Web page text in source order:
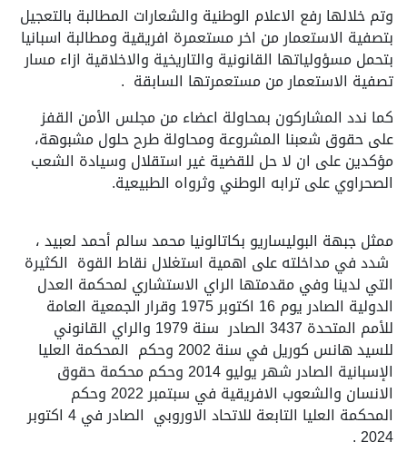
وتم خلالها رفع الاعلام الوطنية والشعارات المطالبة بالتعجيل
بتصفية الاستعمار من اخر مستعمرة افريقية ومطالبة اسبانيا
بتحمل مسؤولياتها القانونية والتاريخية والاخلاقية ازاء مسار
تصفية الاستعمار من مستعمرتها السابقة .
كما ندد المشاركون بمحاولة اعضاء من مجلس الأمن القفز
على حقوق شعبنا المشروعة ومحاولة طرح حلول مشبوهة،
مؤكدين على ان لا حل للقضية غير استقلال وسيادة الشعب
الصحراوي على ترابه الوطني وثرواه الطبيعية.
ممثل جبهة البوليساريو بكاتالونيا محمد سالم أحمد لعبيد ،
شدد في مداخلته على اهمية استغلال نقاط القوة الكثيرة
التي لدينا وفي مقدمتها الراي الاستشاري لمحكمة العدل
الدولية الصادر يوم 16 اكتوبر 1975 وقرار الجمعية العامة
للأمم المتحدة 3437 الصادر سنة 1979 والراي القانوني
للسيد هانس كوريل في سنة 2002 وحكم المحكمة العليا
الإسبانية الصادر شهر يوليو 2014 وحكم محكمة حقوق
الانسان والشعوب الافريقية في سبتمبر 2022 وحكم
المحكمة العليا التابعة للاتحاد الاوروبي الصادر في 4 اكتوبر
2024 .